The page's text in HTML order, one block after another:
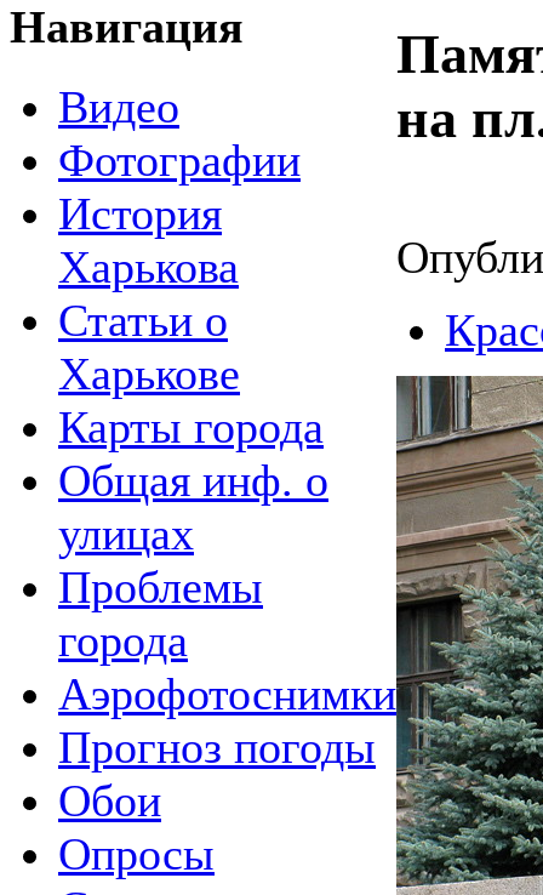
Навигация
Видео
Фотографии
История
Харькова
Статьи о
Харькове
Карты города
Общая инф. о
улицах
Проблемы
города
Аэрофотоснимки
Прогноз погоды
Обои
Опросы
на